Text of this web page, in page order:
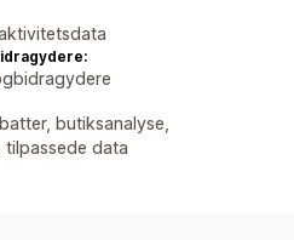
butiksanalyse,
tilpassede data